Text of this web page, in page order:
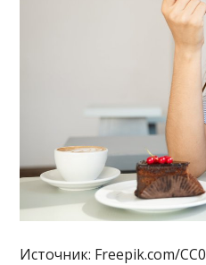
Источник: Freepik.com/CC0